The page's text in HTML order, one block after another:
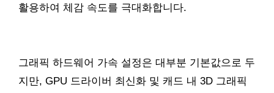
활용하여 체감 속도를 극대화합니다.
그래픽 하드웨어 가속 설정은 대부분 기본값으로 두
지만, GPU 드라이버 최신화 및 캐드 내 3D 그래픽